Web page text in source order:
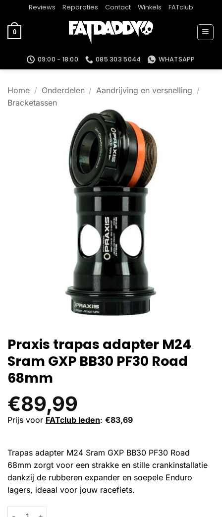
inhoud
Reviews Reparaties Contact Winkels FATclub
0
09:00 - 18:00 085 303 5044 WHATSAPP
Home / Onderdelen / Aandrijving en versnelling /
Bracketassen
Praxis trapas adapter M24
Sram GXP BB30 PF30 Road
68mm
€89,99
Prijs voor FATclub leden: €83,69
Trapas adapter M24 Sram GXP BB30 PF30 Road
68mm zorgt voor een strakke en stille crankinstallatie
dankzij de rubberen expander en soepele Enduro
lagers, ideaal voor jouw racefiets.
Praxis trapas adapter M24 Sram GXP BB30 PF30 Road 68mm
Alternative: